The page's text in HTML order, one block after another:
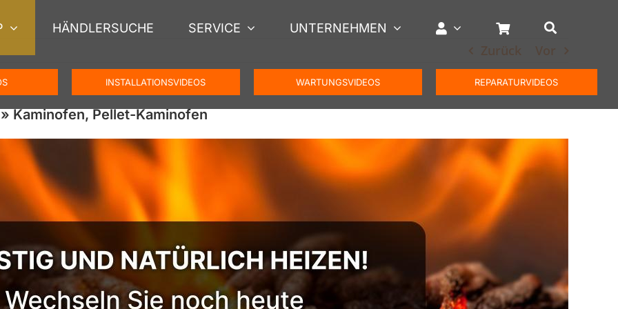
HÄNDLERSUCHE SERVICE UNTERNEHMEN
INSTALLATIONSVIDEOS WARTUNGSVIDEOS REPARATURVIDEOS
Zurück Vor
» Kaminofen, Pellet-Kaminofen